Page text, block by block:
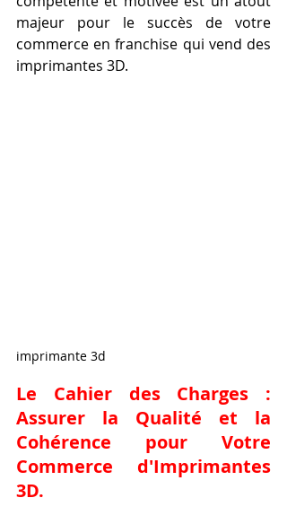
majeur pour le succès de votre
commerce en franchise qui vend des
imprimantes 3D.
imprimante 3d
Le Cahier des Charges :
Assurer la Qualité et la
Cohérence pour Votre
Commerce d'Imprimantes
3D.